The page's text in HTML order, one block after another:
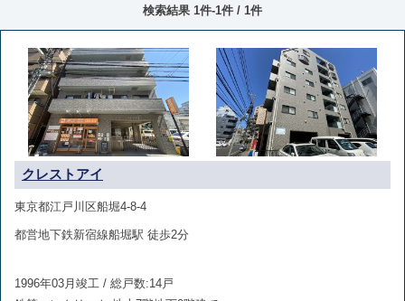
検索結果 1件-1件 / 1件
クレストアイ
東京都江戸川区船堀4-8-4
都営地下鉄新宿線船堀駅 徒歩2分
1996年03月竣工 / 総戸数:14戸